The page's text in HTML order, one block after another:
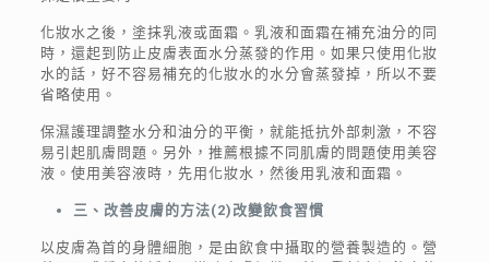
化妝水之後，塗抹乳液或面霜。乳液和面霜在補充油分的同
時，還起到防止皮膚表面水分蒸發的作用。如果只使用化妝
水的話，好不容易補充的化妝水的水分會蒸發掉，所以不要
省略使用。
保濕護理調整水分和油分的平衡，就能抵抗外部刺激，不容
易引起肌膚問題。另外，推薦根據不同肌膚的問題使用美容
液。使用美容液時，先用化妝水，然後用乳液和面霜。
三、改善皮膚的方法(2) 改變飲食習慣
以皮膚為首的身體細胞，是由飲食中攝取的營養製造的。營